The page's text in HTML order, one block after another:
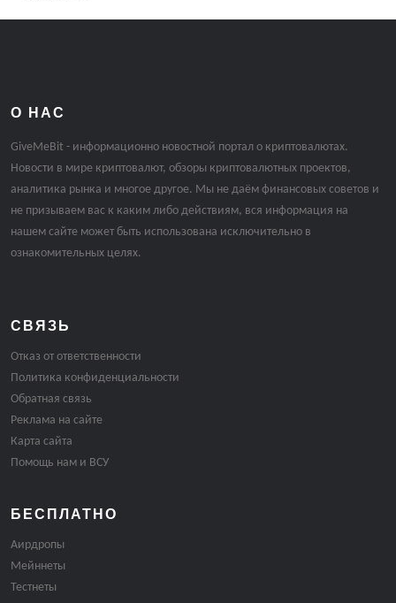
О НАС
GiveMeBit - информационно новостной портал о криптовалютах.
Новости в мире криптовалют, обзоры криптовалютных проектов,
аналитика рынка и многое другое. Мы не даём финансовых советов и
не призываем вас к каким либо действиям, вся информация на
нашем сайте может быть использована исключительно в
ознакомительных целях.
СВЯЗЬ
Отказ от ответственности
Политика конфиденциальности
Обратная связь
Реклама на сайте
Карта сайта
Помощь нам и ВСУ
БЕСПЛАТНО
Аирдропы
Мейннеты
Тестнеты